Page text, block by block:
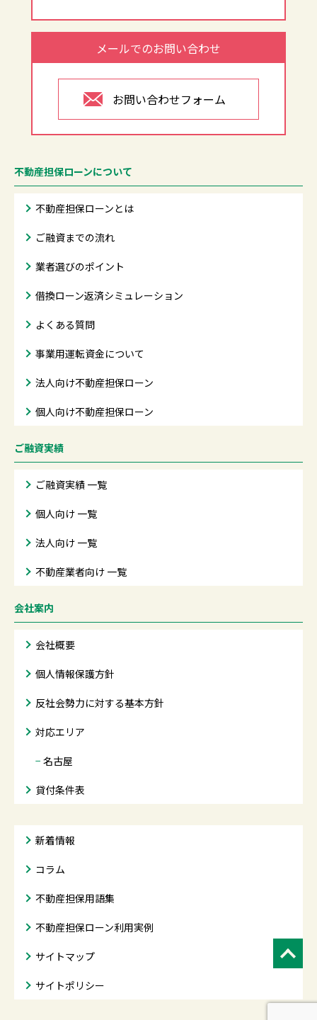
メールでのお問い合わせ
お問い合わせフォーム
不動産担保ローンについて
不動産担保ローンとは
ご融資までの流れ
業者選びのポイント
借換ローン返済シミュレーション
よくある質問
事業用運転資金について
法人向け不動産担保ローン
個人向け不動産担保ローン
ご融資実績
ご融資実績 一覧
個人向け 一覧
法人向け 一覧
不動産業者向け 一覧
会社案内
会社概要
個人情報保護方針
反社会勢力に対する基本方針
対応エリア
− 名古屋
貸付条件表
新着情報
コラム
不動産担保用語集
不動産担保ローン利用実例
サイトマップ
サイトポリシー